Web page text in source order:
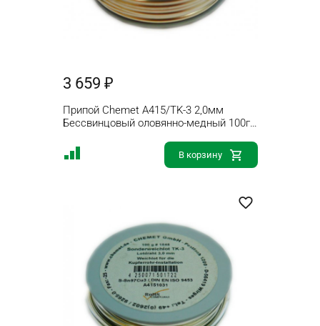
3 659 ₽
Припой Chemet A415/TK-3 2,0мм
Бессвинцовый оловянно-медный 100г
В корзину